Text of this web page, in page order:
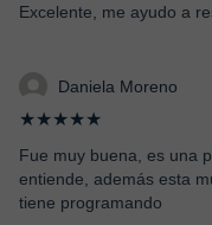
Excelente, me ayudo a
Daniela Moreno
★★★★★
Fue muy buena, es una
entiende, además esta
tiene programando